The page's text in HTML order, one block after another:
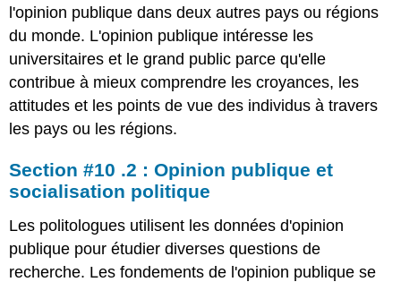
l'opinion publique dans deux autres pays ou régions
du monde. L'opinion publique intéresse les
universitaires et le grand public parce qu'elle
contribue à mieux comprendre les croyances, les
attitudes et les points de vue des individus à travers
les pays ou les régions.
Section #10 .2 : Opinion publique et
socialisation politique
Les politologues utilisent les données d'opinion
publique pour étudier diverses questions de
recherche. Les fondements de l'opinion publique se